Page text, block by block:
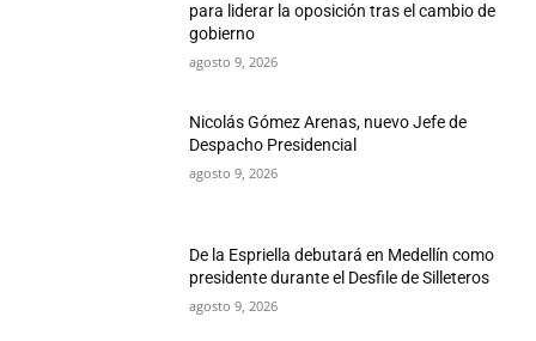
para liderar la oposición tras el cambio de
gobierno
agosto 9, 2026
Nicolás Gómez Arenas, nuevo Jefe de
Despacho Presidencial
agosto 9, 2026
De la Espriella debutará en Medellín como
presidente durante el Desfile de Silleteros
agosto 9, 2026